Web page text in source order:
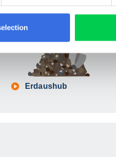
Erdaushub